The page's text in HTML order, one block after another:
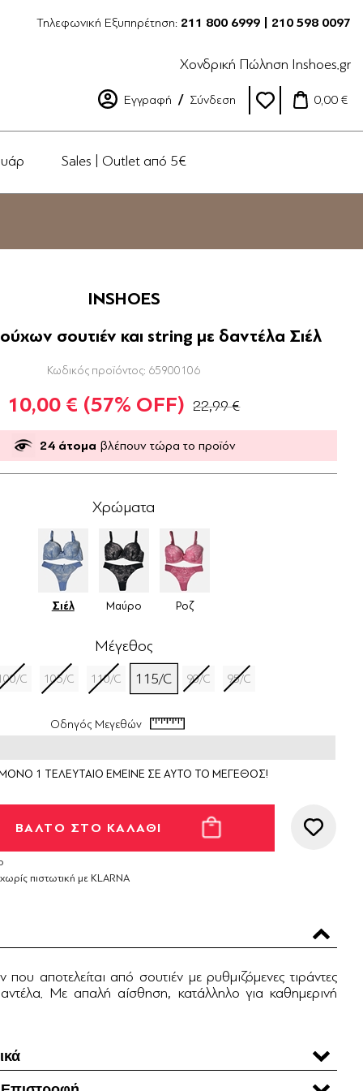
Τηλεφωνική Εξυπηρέτηση: 211 800 6999 | 210 598 0097
Χονδρική Πώληση Inshoes.gr
Εγγραφή Σύνδεση 0,00 €
Sales | Outlet από 5€
INSHOES
σουτιέν και string με δαντέλα Σιέλ
Κωδικός προϊόντος: 65900106
10,00 € (57% OFF) 22,99 €
24 άτομα βλέπουν τώρα το προϊόν
Χρώματα
Σιέλ Μαύρο Ροζ
Μέγεθος
C 105/C 110/C 115/C 90/C 95/C
Οδηγός Μεγεθών
ΜΟΝΟ 1 ΤΕΛΕΥΤΑΙΟ ΕΜΕΙΝΕ ΣΕ ΑΥΤΟ ΤΟ ΜΕΓΕΘΟΣ!
πιστωτική με KLARNA
αποτελείται από σουτιέν με ρυθμιζόμενες τιράντες
Με απαλή αίσθηση, κατάλληλο για καθημερινή